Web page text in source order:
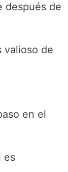
después de
valioso de
en el
es